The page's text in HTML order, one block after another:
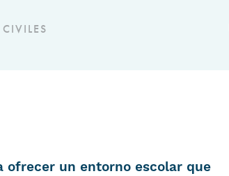
ofrecer un entorno escolar que